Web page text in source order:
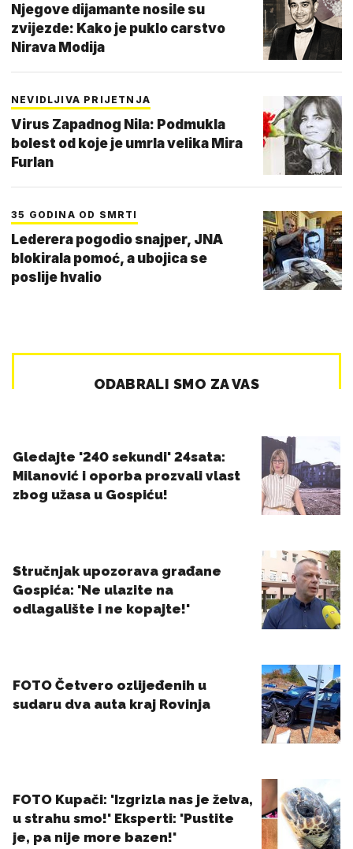
Njegove dijamante nosile su
zvijezde: Kako je puklo carstvo
Nirava Modija
NEVIDLJIVA PRIJETNJA
Virus Zapadnog Nila: Podmukla
bolest od koje je umrla velika Mira
Furlan
35 GODINA OD SMRTI
Lederera pogodio snajper, JNA
blokirala pomoć, a ubojica se
poslije hvalio